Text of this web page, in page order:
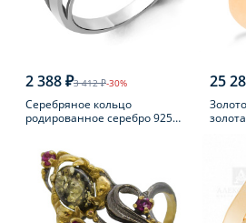
2 388 ₽3 412 ₽-30%
Серебряное кольцо
родированное серебро 925
25